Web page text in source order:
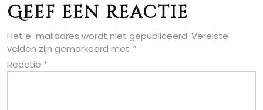
Geef een reactie
Het e-mailadres wordt niet gepubliceerd. Vereiste
velden zijn gemarkeerd met *
Reactie *